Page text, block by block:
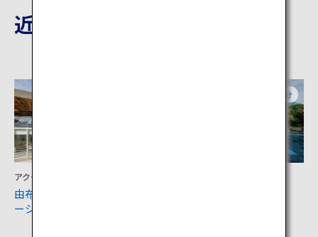
近隣の観光地
アクティビティ
由布市ツーリストインフォメ
ーションセンター
大分